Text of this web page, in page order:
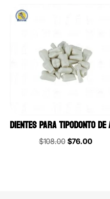
$108.00 Original
$76.00